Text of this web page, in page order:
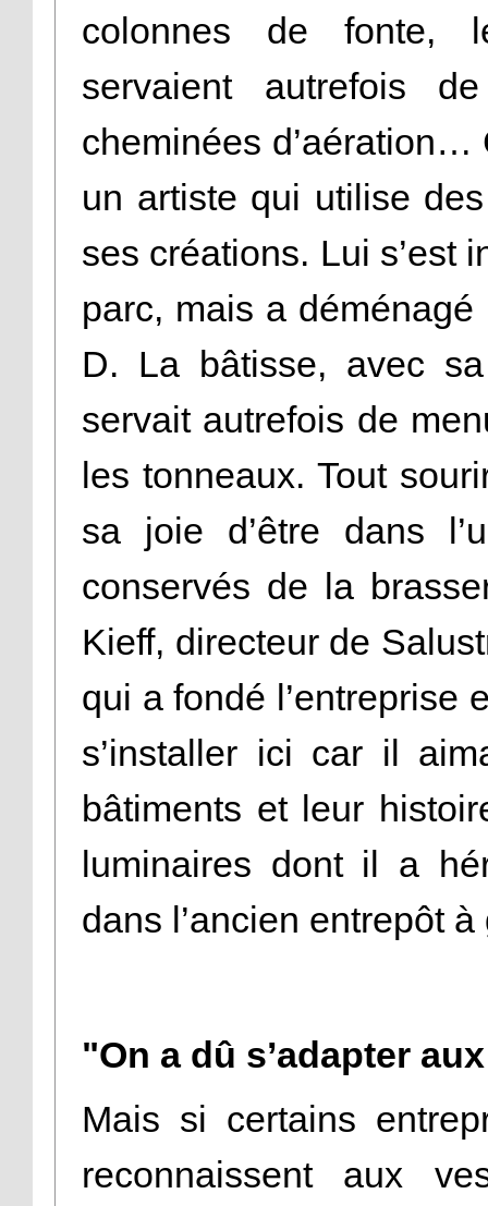
colonnes de fonte,
servaient autrefois
cheminées d’aération…
un artiste qui utilise
ses créations. Lui s’est
parc, mais a
D. La bâtisse, avec
servait autrefois de
les tonneaux. Tout
sa joie d’être dans
conservés de la
Kieff, directeur de
qui a fondé l’entreprise
s’installer ici car il
bâtiments et leur
luminaires dont il a
dans l’ancien entrepôt
"On a dû s’adapter
Mais si certains
reconnaissent aux